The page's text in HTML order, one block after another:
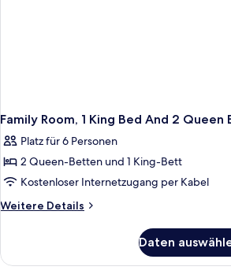
Family Room, 1 King Bed And 2 Queen
Platz für 6 Personen
2 Queen-Betten und 1 King-Bett
Kostenloser Internetzugang per Kabel
Weitere Details
Weitere
Room,
Daten